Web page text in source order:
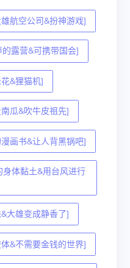
航空公司&扮神游戏]
露营&可携带国会]
&狸猫机]
瓜&吹牛皮祖先]
画书&让人背黑锅吧]
体黏土&用台风进行
大雄变成静香了]
&不需要金钱的世界]